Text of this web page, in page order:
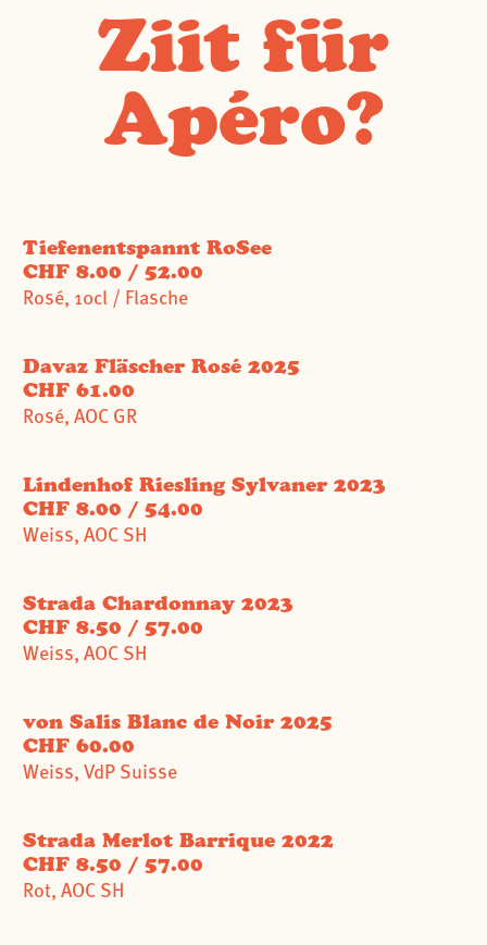
Ziit für
Apéro?
Tiefenentspannt RoSee
CHF 8.00 / 52.00
Rosé, 10cl / Flasche
Davaz Fläscher Rosé 2025
CHF 61.00
Rosé, AOC GR
Lindenhof Riesling Sylvaner 2023
CHF 8.00 / 54.00
Weiss, AOC SH
Strada Chardonnay 2023
CHF 8.50 / 57.00
Weiss, AOC SH
von Salis Blanc de Noir 2025
CHF 60.00
Weiss, VdP Suisse
Strada Merlot Barrique 2022
CHF 8.50 / 57.00
Rot, AOC SH